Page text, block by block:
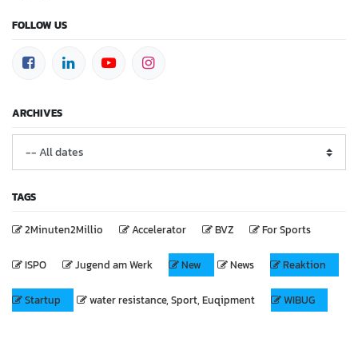
FOLLOW US
ARCHIVES
TAGS
2Minuten2Millio Accelerator BVZ For Sports
ISPO Jugend am Werk New News Reaktion
Startup water resistance, Sport, Euqipment WIBUG